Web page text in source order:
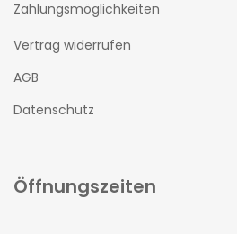
Zahlungsmöglichkeiten
Vertrag widerrufen
AGB
Datenschutz
Öffnungszeiten